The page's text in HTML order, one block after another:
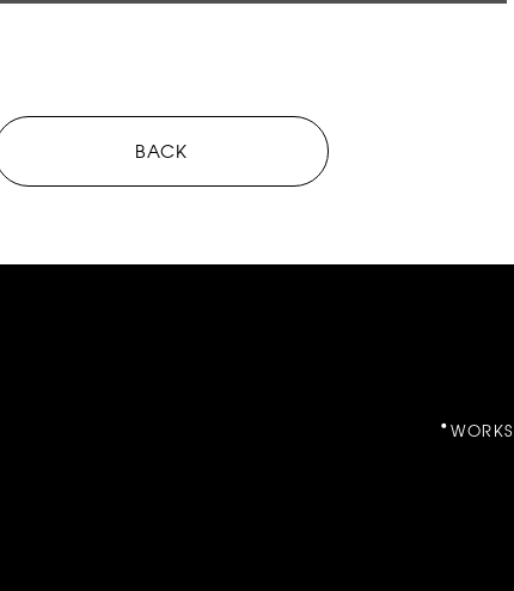
BACK
WORKS